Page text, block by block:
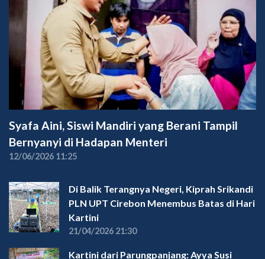
Syafa Aini, Siswi Mandiri yang Berani Tampil
Bernyanyi di Hadapan Menteri
12/06/2026 11:25
Di Balik Terangnya Negeri, Kiprah Srikandi
PLN UPT Cirebon Menembus Batas di Hari
Kartini
21/04/2026 21:30
Kartini dari Parungpanjang: Ayya Susi